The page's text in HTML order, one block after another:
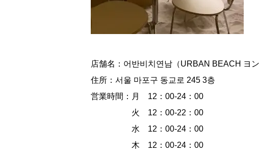
店舗名：어반비치연남（URBAN BEACH ヨン
住所：서울 마포구 동교로 245 3층
営業時間：月 12：00-24：00
火 12：00-22：00
水 12：00-24：00
木 12：00-24：00